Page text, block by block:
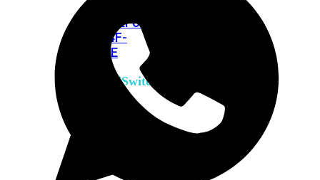
FPOEFortiSwitchRugged
424F-
POE
FortiSwitch